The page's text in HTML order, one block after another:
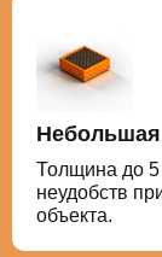
Небольшая
Толщина до 5
неудобств
объекта.